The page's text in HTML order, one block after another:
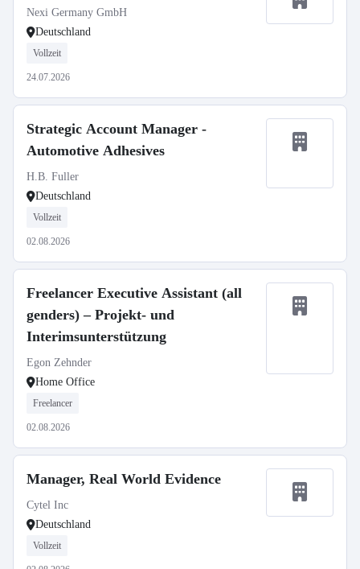
Nexi Germany GmbH
Deutschland
Vollzeit
24.07.2026
Strategic Account Manager -
Automotive Adhesives
H.B. Fuller
Deutschland
Vollzeit
02.08.2026
Freelancer Executive Assistant (all
genders) – Projekt- und
Interimsunterstützung
Egon Zehnder
Home Office
Freelancer
02.08.2026
Manager, Real World Evidence
Cytel Inc
Deutschland
Vollzeit